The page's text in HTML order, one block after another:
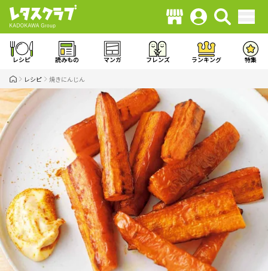
レシピ 読みもの マンガ フレンズ ランキング 特集
レシピ 焼きにんじん